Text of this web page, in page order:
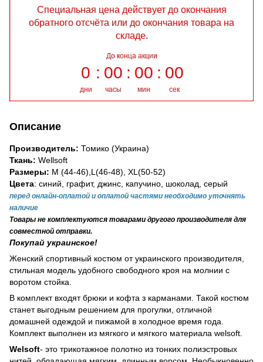
Специальная цена действует до окончания
обратного отсчёта или до окончания товара на
складе.
До конца акции
0
дни
00
часы
00
мин
00
сек
Описание
Производитель: Томико (Украина)
Ткань: Wellsoft
Размеры: M (44-46),L(46-48), XL(50-52)
Цвета: синий, графит, джинс, капучино, шоколад, серый
перед онлайн-оплатой и оплатой частями необходимо уточнять
наличие
Товары не комплектуются товарами другого производителя для
совместной отправки.
Покупай украинское!
Женский спортивный костюм от украинского производителя,
стильная модель удобного свободного кроя на молнии с
воротом стойка.
В комплект входят брюки и кофта з карманами. Такой костюм
станет выгодным решением для прогулки, отличной
домашней одеждой и пижамой в холодное время года.
Комплект выполнен из мягкого и мягкого материала welsoft.
Welsoft- это трикотажное полотно из тонких полиэстровых